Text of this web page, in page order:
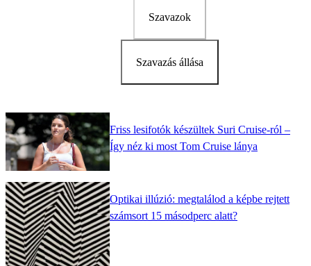
Szavazok
Szavazás állása
Friss lesifotók készültek Suri Cruise-ról –
Így néz ki most Tom Cruise lánya
Optikai illúzió: megtalálod a képbe rejtett
számsort 15 másodperc alatt?